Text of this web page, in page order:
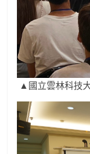
▲國立雲林科技